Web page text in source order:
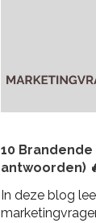
10
antwoorden)
In deze blog